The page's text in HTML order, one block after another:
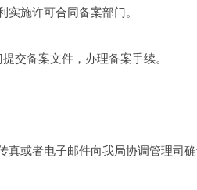
施许可合同备案部门。
交备案文件，办理备案手续。
或者电子邮件向我局协调管理司